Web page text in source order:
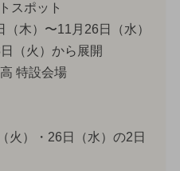
スポット
木）〜11月26日（水）
（火）から展開
特設会場
火）・26日（水）の2日